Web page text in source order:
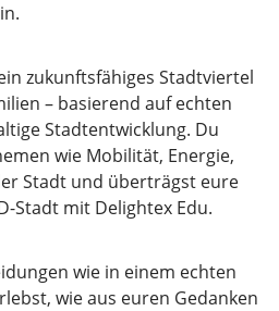
zukunftsfähiges Stadtviertel
– basierend auf echten
Stadtentwicklung. Du
wie Mobilität, Energie,
Stadt und überträgst eure
Stadt mit Delightex Edu.
wie in einem echten
wie aus euren Gedanken